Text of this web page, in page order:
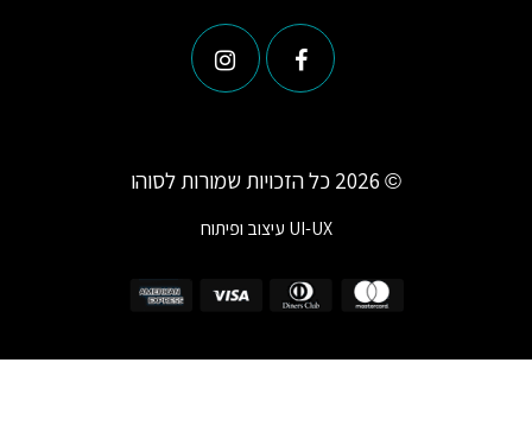
© 2026 כל הזכויות שמורות לסוהו
UI-UX עיצוב ופיתוח